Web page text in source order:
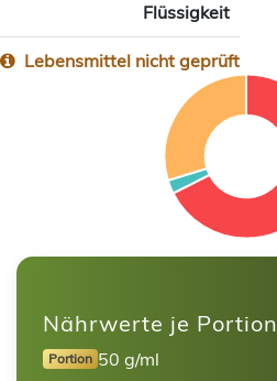
Flüssigkeit
Lebensmittel nicht geprüft
Nährwerte je Portion
Portion 50 g/ml